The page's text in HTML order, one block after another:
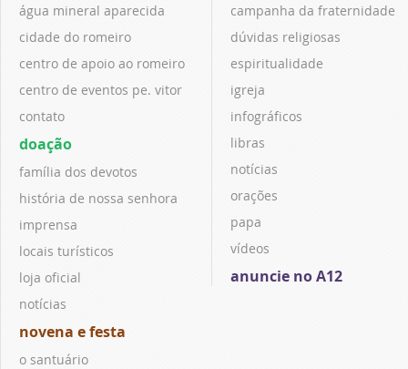
água mineral aparecida
cidade do romeiro
centro de apoio ao romeiro
centro de eventos pe. vitor
contato
doação
família dos devotos
história de nossa senhora
imprensa
locais turísticos
loja oficial
notícias
novena e festa
o santuário
campanha da fraternidade
dúvidas religiosas
espiritualidade
igreja
infográficos
libras
notícias
orações
papa
vídeos
anuncie no A12